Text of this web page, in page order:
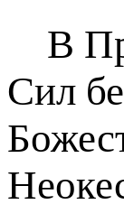
В
Сил